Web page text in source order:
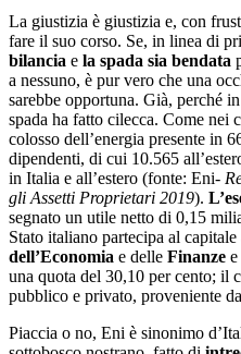
La giustizia è giustizia e, con
fare il suo corso. Se, in linea di
bilancia e la spada sia bendata
a nessuno, è pur vero che una
sarebbe opportuna. Già, perché
spada ha fatto cilecca. Come nei
colosso dell’energia presente in
dipendenti, di cui 10.565
in Italia e all’estero (fonte: Eni-
gli Assetti Proprietari 2019).
segnato un utile netto di 0,15
Stato italiano partecipa al
dell’Economia e delle Finanze e
una quota del 30,10 per cento; il
pubblico e privato, proveniente
Piaccia o no, Eni è sinonimo